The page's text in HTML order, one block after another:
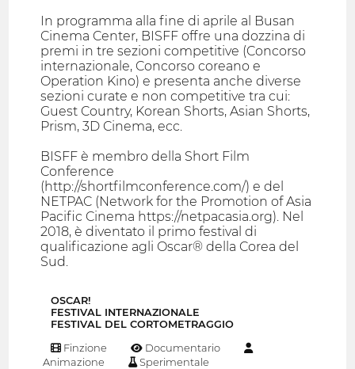
In programma alla fine di aprile al Busan
Cinema Center, BISFF offre una dozzina di
premi in tre sezioni competitive (Concorso
internazionale, Concorso coreano e
Operation Kino) e presenta anche diverse
sezioni curate e non competitive tra cui:
Guest Country, Korean Shorts, Asian Shorts,
Prism, 3D Cinema, ecc.
BISFF è membro della Short Film
Conference
(http://shortfilmconference.com/) e del
NETPAC (Network for the Promotion of Asia
Pacific Cinema https://netpacasia.org). Nel
2018, è diventato il primo festival di
qualificazione agli Oscar® della Corea del
Sud.
OSCAR!
FESTIVAL INTERNAZIONALE
FESTIVAL DEL CORTOMETRAGGIO
Finzione
Documentario
Animazione
Sperimentale